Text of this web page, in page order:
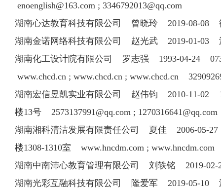
enoenglish@163.com; 3346792013@qq.com
湖南心达教育科技有限公司 曾晓玲 2019-08-08
湖南金诺网络科技有限公司 赵光武 2019-01-03
湖南化工设计院有限公司 罗志强 1993-04-24
www.chcd.cn ; www.chcd.cn ; www.chcd.cn
湖南宏信昱凯实业有限公司 赵伟钧 2010-11-02
楼13号 2573137991@qq.com; 1270316641@qq.com
湖南湘科清洁发展有限责任公司 夏佳 2006-05-27
楼1308-1310室 www.hncdm.com ;
湖南中南沛心教育管理有限公司 刘轶铭 2019-
湖南光彩互融科技有限公司 隆爱军 2019-05-10